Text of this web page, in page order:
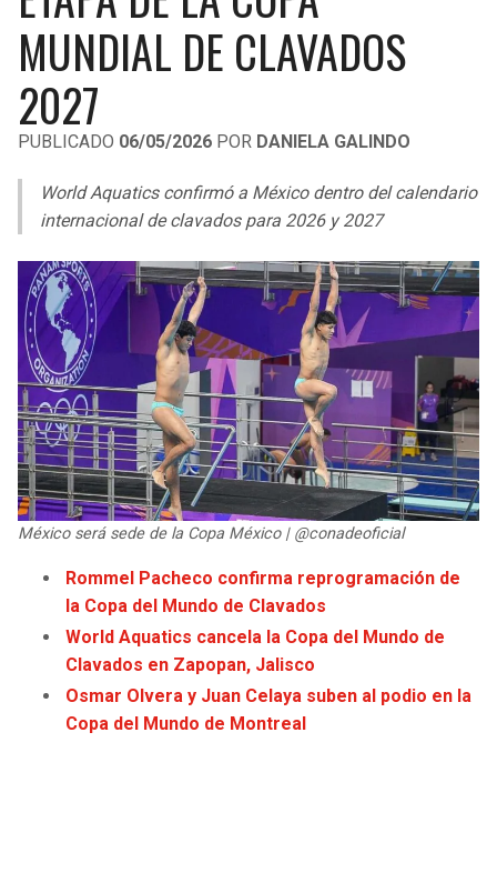
LIGA DE EXPANSIÓN MX
LEAGUES CUP
UEFA EUROPA LEAGUE
UEFA CONFERENCE LEAGUE
MLS
COPA SUDAMERICANA
LIGA BETPLAY
OTRAS LIGAS
RAIDERS
CHARGERS
BENGALS
BROWNS
STEELERS
TEXANS
COLTS
JAGUARS
TITANS
COWBOYS
GIANTS
CAVALIERS
PISTONS
BUCKS
HAWKS
HORNETS
HEAT
MAGIC
WIZARDS
WARRIORS
CLIPPERS
LAKERS
MUNDIAL DE CLAVADOS
2027
PUBLICADO 06/05/2026 POR DANIELA GALINDO
World Aquatics confirmó a México dentro del calendario
internacional de clavados para 2026 y 2027
México será sede de la Copa México | @conadeoficial
Rommel Pacheco confirma reprogramación de
la Copa del Mundo de Clavados
World Aquatics cancela la Copa del Mundo de
Clavados en Zapopan, Jalisco
Osmar Olvera y Juan Celaya suben al podio en la
Copa del Mundo de Montreal